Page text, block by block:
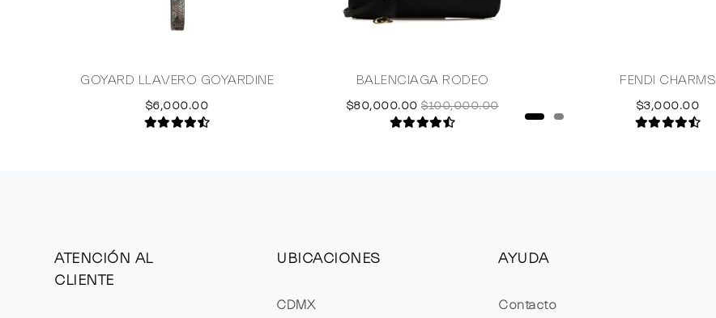
GOYARD LLAVERO GOYARDINE
$6,000.00
BALENCIAGA RODEO
$80,000.00 $100,000.00
FENDI CHARMS
$3,000.00
ATENCIÓN AL
CLIENTE
UBICACIONES
CDMX
AYUDA
Contacto